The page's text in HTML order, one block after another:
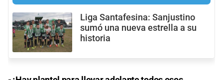
Liga Santafesina: Sanjustino
sumó una nueva estrella a su
historia